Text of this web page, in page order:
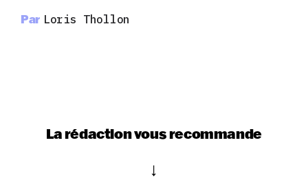
Par Loris Thollon
La rédaction vous recommande